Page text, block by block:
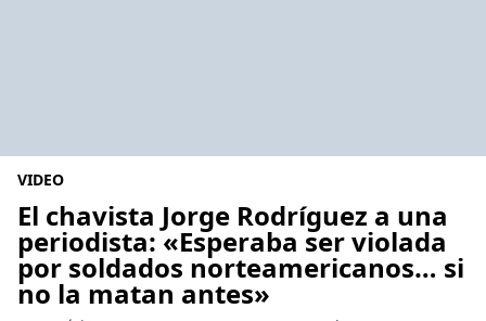
VIDEO
El chavista Jorge Rodríguez a una
periodista: «Esperaba ser violada
por soldados norteamericanos… si
no la matan antes»